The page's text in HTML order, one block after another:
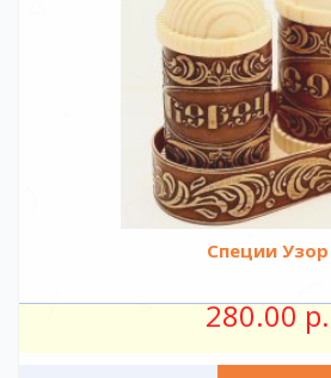
Специи Узор
280.00 р.